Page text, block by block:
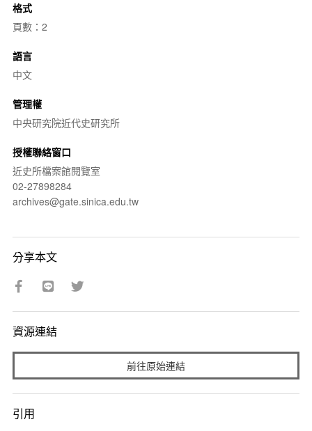
格式
頁數：2
語言
中文
管理權
中央研究院近代史研究所
授權聯絡窗口
近史所檔案館閱覽室
02-27898284
archives@gate.sinica.edu.tw
分享本文
資源連結
前往原始連結
引用